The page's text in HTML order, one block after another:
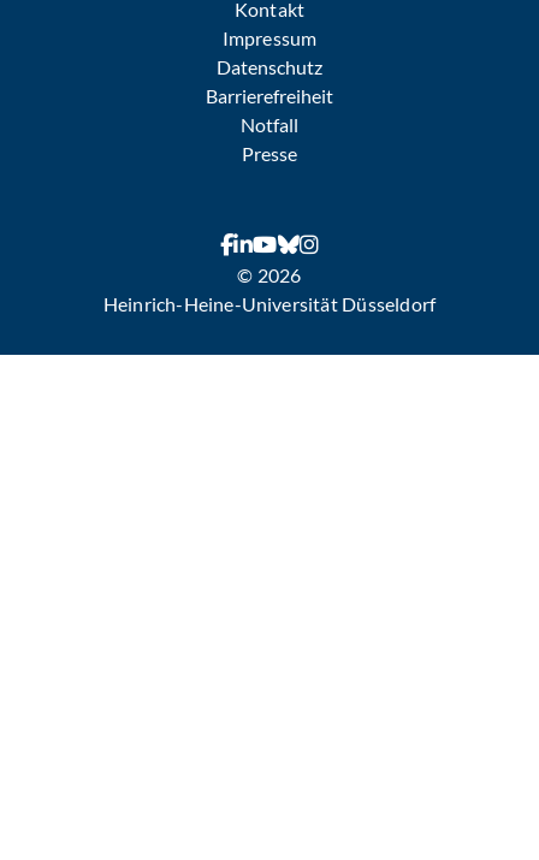
Kontakt
Impressum
Datenschutz
Barrierefreiheit
Notfall
Presse
© 2026
Heinrich-Heine-Universität Düsseldorf